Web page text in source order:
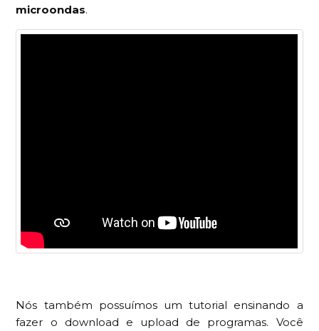
microondas.
Nós também possuímos um tutorial ensinando a
fazer o download e upload de programas. Você